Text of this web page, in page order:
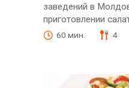
заведений в
приготовлении
60 мин. 4